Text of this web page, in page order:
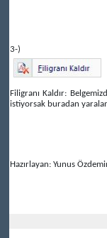
3-)
Filigranı Kaldır:
istiyorsak buradan
Hazırlayan: Yunus